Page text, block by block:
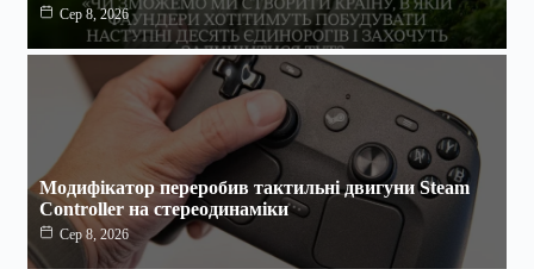
Сер 8, 2026
Модифікатор переробив тактильні двигуни Steam
Controller на стереодинаміки
Сер 8, 2026